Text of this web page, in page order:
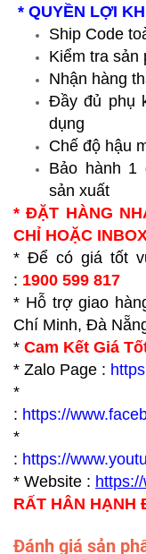
* QUYỀN LỢI
Ship Code
Kiểm tra sản
Nhận hàng
Đầy đủ phụ
dụng
Chế độ hậu
Bảo hành 1
sản xuất
* ĐẶT HÀNG
CHỈ HOẶC
* Để có giá tốt
: 1900 599 817
* Hỗ trợ giao
Chí Minh, Đà
* Cam Kết Giá
* Zalo Page :
*
: https://
*
: https://
* Website :
RẤT HÂN HẠNH
Đánh giá sản